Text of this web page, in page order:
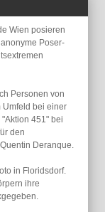
Wien posieren
Poser-
Personen von
Umfeld bei einer
451" bei
den
Deranque.
in Floridsdorf.
ihre